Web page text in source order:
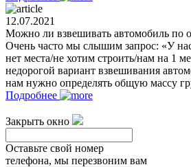
12.07.2021
Можно ли взвешивать автомобиль по
Очень часто мы слышим запрос: «У
нет места/не хотим строить/нам на 1
недорогой вариант взвешивания
нам нужно определять общую массу
Подробнее
Закрыть окно
Оставьте свой номер
телефона, мы перезвоним вам